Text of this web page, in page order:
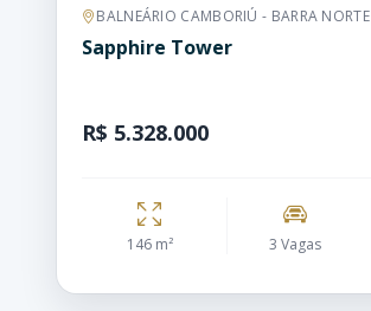
BALNEÁRIO CAMBORIÚ - BARRA NORTE
Sapphire Tower
R$ 5.328.000
146 m² 3 Vagas